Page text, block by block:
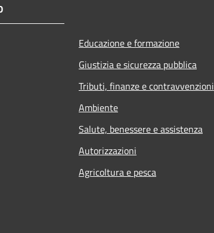
Educazione e formazione
Giustizia e sicurezza pubblica
Tributi, finanze e contravvenzioni
Ambiente
Salute, benessere e assistenza
Autorizzazioni
Agricoltura e pesca